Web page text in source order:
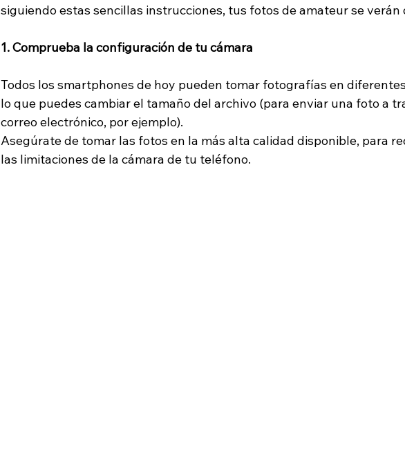
siguiendo estas sencillas instrucciones, tus fotos de amateur se verán
1. Comprueba la configuración de tu cámara
Todos los smartphones de hoy pueden tomar fotografías en
lo que puedes cambiar el tamaño del archivo (para enviar una foto a
correo electrónico, por ejemplo).
Asegúrate de tomar las fotos en la más alta calidad disponible, para
las limitaciones de la cámara de tu teléfono.